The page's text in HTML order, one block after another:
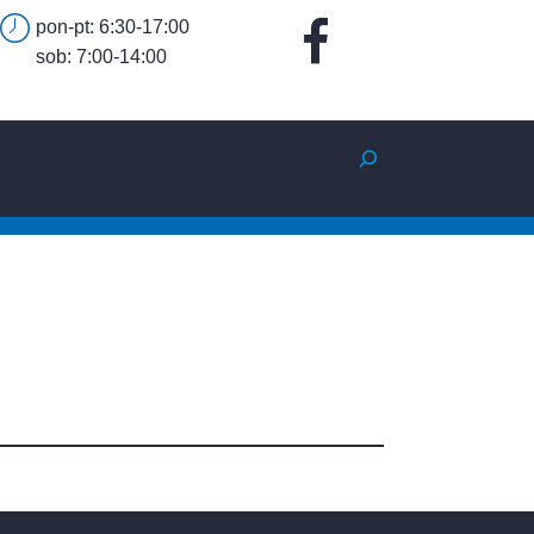
pon-pt: 6:30-17:00
sob: 7:00-14:00
Szukaj